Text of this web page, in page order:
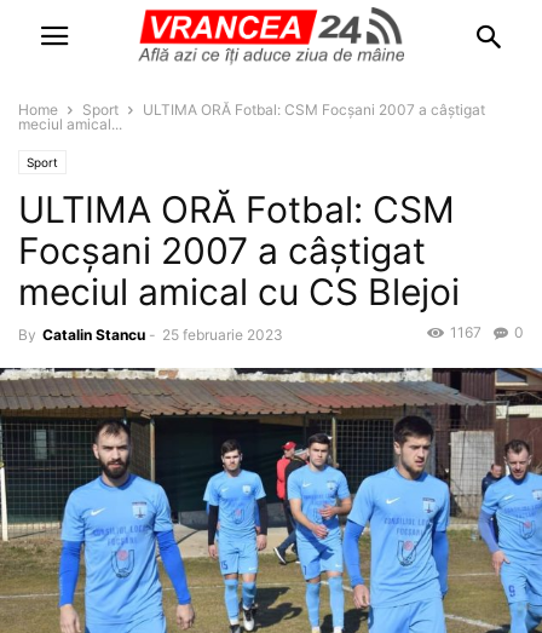
Home Sport
ULTIMA ORĂ Fotbal: CSM Focșani 2007 a câștigat
meciul amical...
Sport
ULTIMA ORĂ Fotbal: CSM
Focșani 2007 a câștigat
meciul amical cu CS Blejoi
By Catalin Stancu - 25 februarie 2023 0
1167